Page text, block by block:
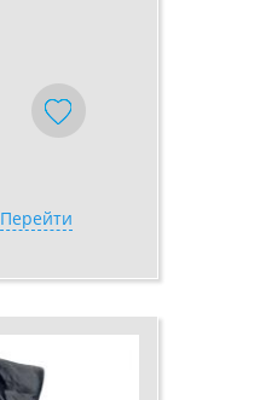
Перейти